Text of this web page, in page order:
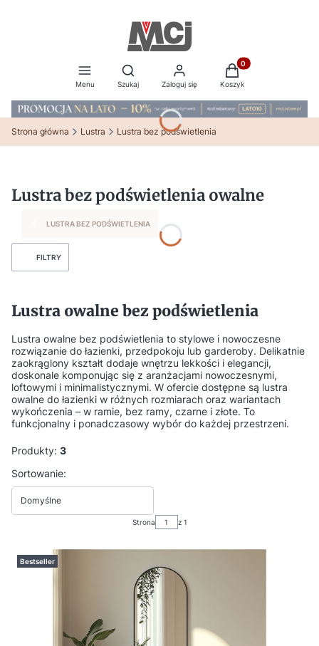
Menu
Otwórz wyszukiwarkę
Szukaj Zaloguj się
Produkty w
Koszyk
Strona główna Lustra Lustra bez podświetlenia
Lustra bez podświetlenia owalne
LUSTRA BEZ PODŚWIETLENIA
FILTRY
Lustra owalne bez podświetlenia
Lustra owalne bez podświetlenia to stylowe i nowoczesne
rozwiązanie do łazienki, przedpokoju lub garderoby. Delikatnie
zaokrąglony kształt dodaje wnętrzu lekkości i elegancji,
doskonale komponując się z aranżacjami nowoczesnymi,
loftowymi i minimalistycznymi. W ofercie dostępne są lustra
owalne do łazienki w różnych rozmiarach oraz wariantach
wykończenia – w ramie, bez ramy, czarne i złote. To
funkcjonalny i ponadczasowy wybór do każdej przestrzeni.
Produkty: 3
Lista produktów
Sortowanie:
Domyślne
Strona z 1
Bestseller